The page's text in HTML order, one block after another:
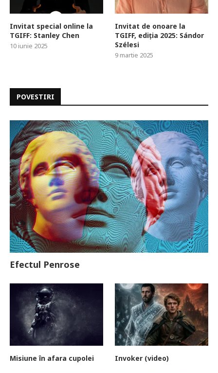
Invitat special online la
TGIFF: Stanley Chen
10 iunie 2025
Invitat de onoare la
TGIFF, ediția 2025: Sándor
Szélesi
9 martie 2025
POVESTIRI
Efectul Penrose
Misiune în afara cupolei Invoker (video)